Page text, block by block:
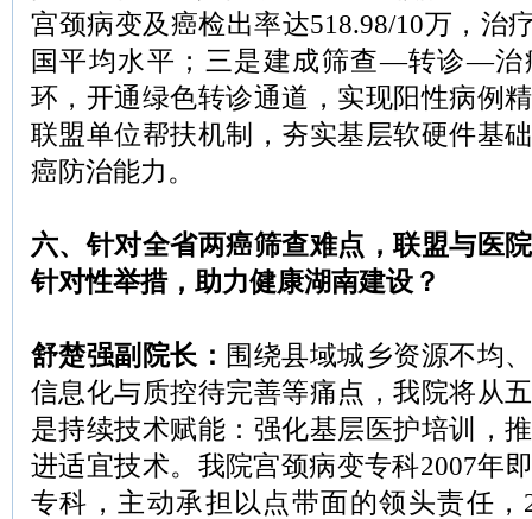
宫颈病变及癌检出率达518.98/10万，治
国平均水平；三是建成筛查—转诊—
环，开通绿色转诊通道，实现阳性病例
联盟单位帮扶机制，夯实基层软硬件基
癌防治能力。
六、针对全省两癌筛查难点，联盟与医
针对性举措，助力健康湖南建设？
舒楚强副院长： 围绕县域城乡资源不均
信息化与质控待完善等痛点，我院将从
是持续技术赋能：强化基层医护培训，
进适宜技术。我院宫颈病变专科2007年
专科，主动承担以点带面的领头责任，